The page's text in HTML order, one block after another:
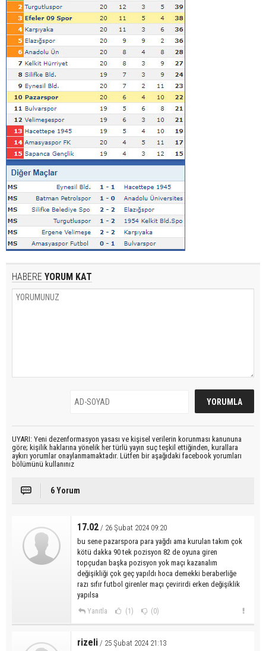
HABERE YORUM KAT
UYARI: Yeni dezenformasyon yasası ve kişisel verilerin korunması kanununa
göre; kişilik haklarına yönelik her türlü yayın suç teşkil ettiğinden, kurallara
aykırı yorumlar onaylanmamaktadır. Lütfen bir aşağıdaki facebook yorumları
bölümünü kullanınız
6 Yorum
17.02 / 26 Şubat 2024 09:20
bu sene pazarspora para yağdı ama kurulan takım çok
kötü dakka 90 tek pozisyon 82 de oyuna giren
topçudan başka pozisyon yok maçı kazanalım
değişikliği çok geç yapıldı hoca demekki beraberliğe
razı sıfır futbol girenler maçı çevirirdi erken değişiklik
yapılsa
Yanıtla (1) (0)
rizeli / 25 Şubat 2024 21:13